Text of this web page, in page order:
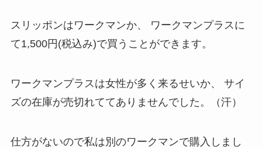
スリッポンはワークマンか、
ワークマンプラスに
て1,500円(税込み)で買うことができます。
ワークマンプラスは女性が多く来るせいか、
サイ
ズの在庫が売切れててありませんでした。（汗）
仕方がないので私は別のワークマンで購入しまし